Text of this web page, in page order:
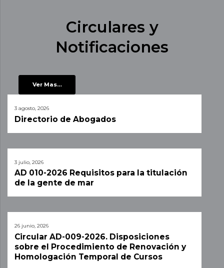
Circulares y
Notificaciones
Ver Mas…
3 agosto, 2026
Directorio de Abogados
3 julio, 2026
AD 010-2026 Requisitos para la titulación
de la gente de mar
26 junio, 2026
Circular AD-009-2026. Disposiciones
sobre el Procedimiento de Renovación y
Homologación Temporal de Cursos